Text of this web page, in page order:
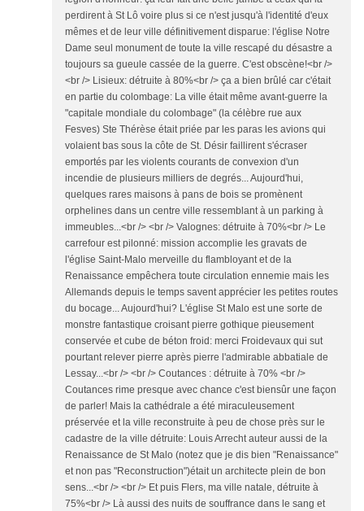
perdirent à St Lô voire plus si ce n'est jusqu'à l'identité d'eux
mêmes et de leur ville définitivement disparue: l'église Notre
Dame seul monument de toute la ville rescapé du désastre a
toujours sa gueule cassée de la guerre. C'est obscène!<br />
<br /> Lisieux: détruite à 80%<br /> ça a bien brûlé car c'était
en partie du colombage: La ville était même avant-guerre la
"capitale mondiale du colombage" (la célèbre rue aux
Fesves) Ste Thérèse était priée par les paras les avions qui
volaient bas sous la côte de St. Désir faillirent s'écraser
emportés par les violents courants de convexion d'un
incendie de plusieurs milliers de degrés... Aujourd'hui,
quelques rares maisons à pans de bois se promènent
orphelines dans un centre ville ressemblant à un parking à
immeubles...<br /> <br /> Valognes: détruite à 70%<br /> Le
carrefour est pilonné: mission accomplie les gravats de
l'église Saint-Malo merveille du flambloyant et de la
Renaissance empêchera toute circulation ennemie mais les
Allemands depuis le temps savent apprécier les petites routes
du bocage... Aujourd'hui? L'église St Malo est une sorte de
monstre fantastique croisant pierre gothique pieusement
conservée et cube de béton froid: merci Froidevaux qui sut
pourtant relever pierre après pierre l'admirable abbatiale de
Lessay...<br /> <br /> Coutances : détruite à 70% <br />
Coutances rime presque avec chance c'est biensûr une façon
de parler! Mais la cathédrale a été miraculeusement
préservée et la ville reconstruite à peu de chose près sur le
cadastre de la ville détruite: Louis Arrecht auteur aussi de la
Renaissance de St Malo (notez que je dis bien "Renaissance"
et non pas "Reconstruction")était un architecte plein de bon
sens...<br /> <br /> Et puis Flers, ma ville natale, détruite à
75%<br /> Là aussi des nuits de souffrance dans le sang et